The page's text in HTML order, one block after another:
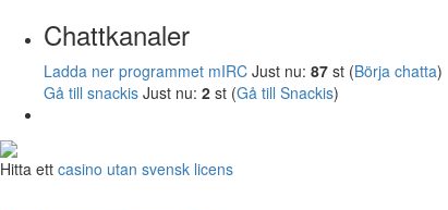
Chattkanaler
Ladda ner programmet mIRC Just nu: 87 st (Börja chatta)
Gå till snackis Just nu: 2 st (Gå till Snackis)
Hitta ett casino utan svensk licens